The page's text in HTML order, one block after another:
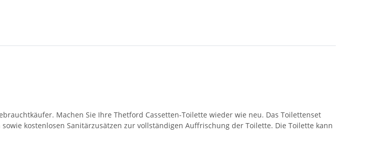
Machen Sie Ihre Thetford Cassetten-Toilette wieder wie neu. Das Toilettenset
kostenlosen Sanitärzusätzen zur vollständigen Auffrischung der Toilette. Die Toilette kann